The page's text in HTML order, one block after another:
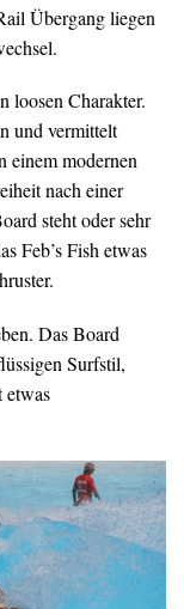
Übergang liegen
loosen Charakter.
und vermittelt
einem modernen
nach einer
steht oder sehr
Feb’s Fish etwas
Das Board
Surfstil,
etwas